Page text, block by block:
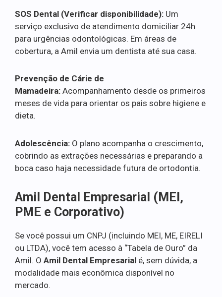
SOS Dental (Verificar disponibilidade): Um
serviço exclusivo de atendimento domiciliar 24h
para urgências odontológicas. Em áreas de
cobertura, a Amil envia um dentista até sua casa.
Prevenção de Cárie de
Mamadeira: Acompanhamento desde os primeiros
meses de vida para orientar os pais sobre higiene e
dieta.
Adolescência: O plano acompanha o crescimento,
cobrindo as extrações necessárias e preparando a
boca caso haja necessidade futura de ortodontia.
Amil Dental Empresarial (MEI,
PME e Corporativo)
Se você possui um CNPJ (incluindo MEI, ME, EIRELI
ou LTDA), você tem acesso à “Tabela de Ouro” da
Amil. O Amil Dental Empresarial é, sem dúvida, a
modalidade mais econômica disponível no
mercado.